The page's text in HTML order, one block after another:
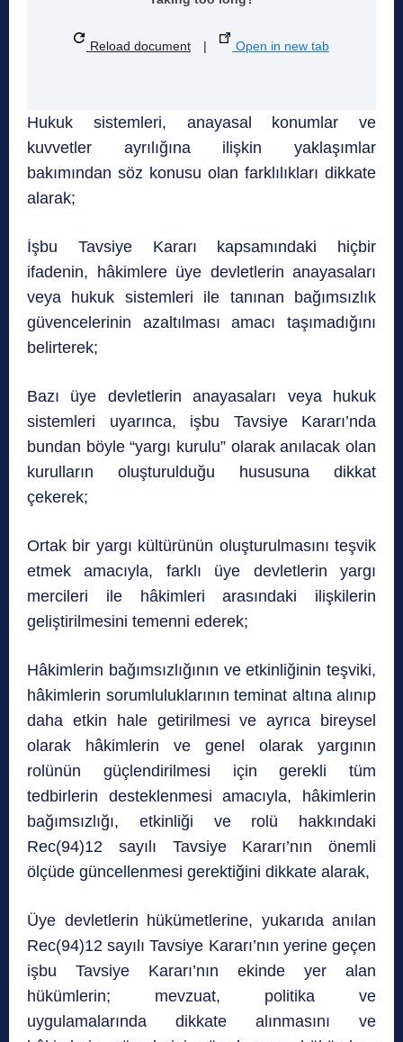
Reload document | Open in new tab
Hukuk sistemleri, anayasal konumlar ve
kuvvetler ayrılığına ilişkin yaklaşımlar
bakımından söz konusu olan farklılıkları dikkate
alarak;
İşbu Tavsiye Kararı kapsamındaki hiçbir
ifadenin, hâkimlere üye devletlerin anayasaları
veya hukuk sistemleri ile tanınan bağımsızlık
güvencelerinin azaltılması amacı taşımadığını
belirterek;
Bazı üye devletlerin anayasaları veya hukuk
sistemleri uyarınca, işbu Tavsiye Kararı’nda
bundan böyle “yargı kurulu” olarak anılacak olan
kurulların oluşturulduğu hususuna dikkat
çekerek;
Ortak bir yargı kültürünün oluşturulmasını teşvik
etmek amacıyla, farklı üye devletlerin yargı
mercileri ile hâkimleri arasındaki ilişkilerin
geliştirilmesini temenni ederek;
Hâkimlerin bağımsızlığının ve etkinliğinin teşviki,
hâkimlerin sorumluluklarının teminat altına alınıp
daha etkin hale getirilmesi ve ayrıca bireysel
olarak hâkimlerin ve genel olarak yargının
rolünün güçlendirilmesi için gerekli tüm
tedbirlerin desteklenmesi amacıyla, hâkimlerin
bağımsızlığı, etkinliği ve rolü hakkındaki
Rec(94)12 sayılı Tavsiye Kararı’nın önemli
ölçüde güncellenmesi gerektiğini dikkate alarak,
Üye devletlerin hükümetlerine, yukarıda anılan
Rec(94)12 sayılı Tavsiye Kararı’nın yerine geçen
işbu Tavsiye Kararı’nın ekinde yer alan
hükümlerin; mevzuat, politika ve
uygulamalarında dikkate alınmasını ve